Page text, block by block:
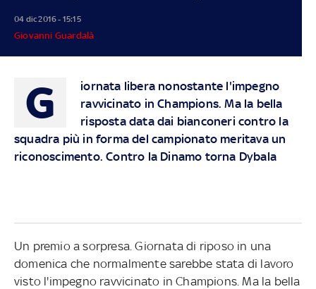
04 dic 2016 - 15:15
Giovanni Guardalà
G
iornata libera nonostante l'impegno
ravvicinato in Champions. Ma la bella
risposta data dai bianconeri contro la
squadra più in forma del campionato meritava un
riconoscimento. Contro la Dinamo torna Dybala
Un premio a sorpresa. Giornata di riposo in una
domenica che normalmente sarebbe stata di lavoro
visto l'impegno ravvicinato in Champions. Ma la bella